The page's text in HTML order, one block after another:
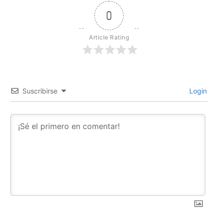
0
Article Rating
Suscribirse Login